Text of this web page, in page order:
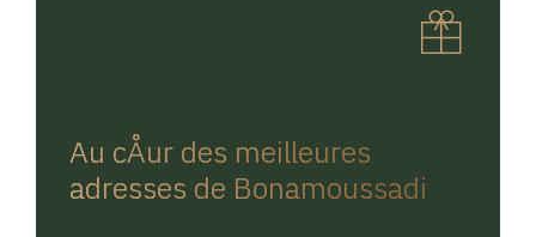
Au cÅur des meilleures
adresses de Bonamoussadi